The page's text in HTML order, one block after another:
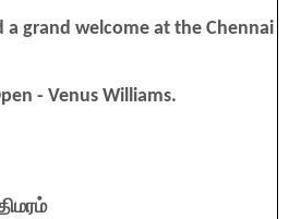
a grand welcome at the Chennai
- Venus Williams.